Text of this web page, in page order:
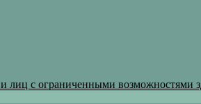
лиц с ограниченными возможностями